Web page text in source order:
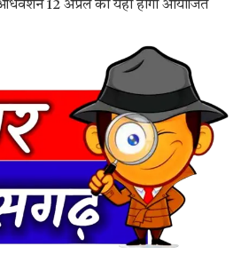
12 अप्रैल को यहाँ होगा आयोजित